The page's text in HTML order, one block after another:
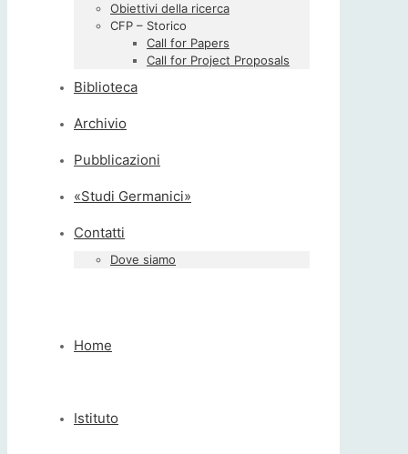
Obiettivi della ricerca
CFP – Storico
Call for Papers
Call for Project Proposals
Biblioteca
Archivio
Pubblicazioni
«Studi Germanici»
Contatti
Dove siamo
Home
Istituto